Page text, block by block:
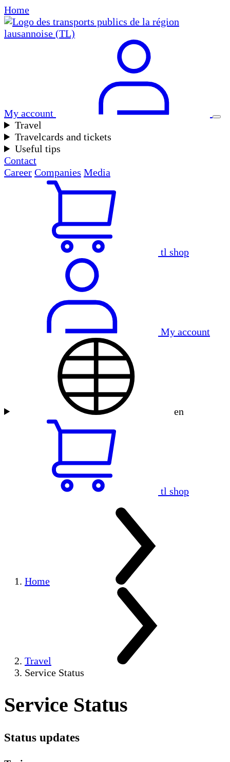
Home
My account
Travel
Travelcards and tickets
Useful tips
Contact
Career Companies Media
tl shop
My account
en
tl shop
Home
Travel
Service Status
Service Status
Status updates